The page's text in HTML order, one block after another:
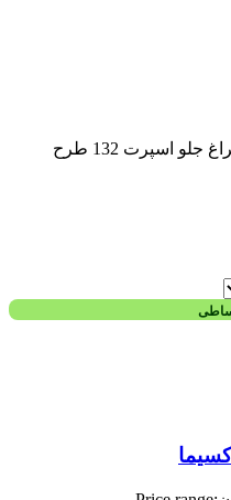
محصولات برچسب خورده “چراغ جلو اسپرت 132 طرح